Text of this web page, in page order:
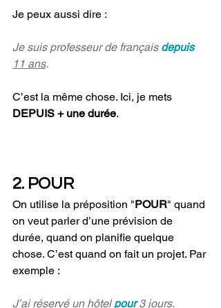
Je peux aussi dire :
Je suis professeur de français depuis
11 ans.
C’est la même chose. Ici, je mets
DEPUIS + une durée.
2. POUR
On utilise la préposition "POUR" quand
on veut parler d’une prévision de
durée, quand on planifie quelque
chose. C’est quand on fait un projet. Par
exemple :
J’ai réservé un hôtel pour 3 jours.